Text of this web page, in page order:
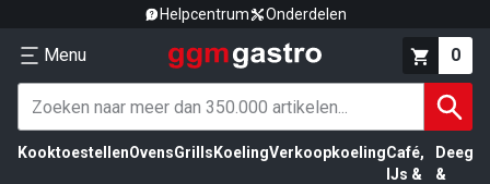
Helpcentrum Onderdelen
Menu 0
KooktoestellenOvensGrills KoelingVerkoopkoelingCafé,
IJs &
Deeg
&